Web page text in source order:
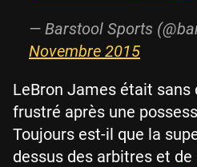
— Barstool Sports
Novembre 2015
LeBron James était
frustré après une
Toujours est-il que la
dessus des arbitres et